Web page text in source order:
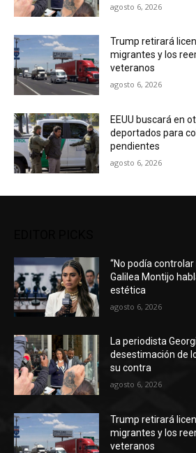
agosto 6, 2026
Trump retirará
migrantes y los
veteranos
agosto 6, 2026
EEUU buscará en
deportados para
pendientes
agosto 6, 2026
“No podía
Galilea Montijo
estética
agosto 6, 2026
La periodista
desestimación de
su contra
agosto 6, 2026
Trump retirará
migrantes y los
veteranos